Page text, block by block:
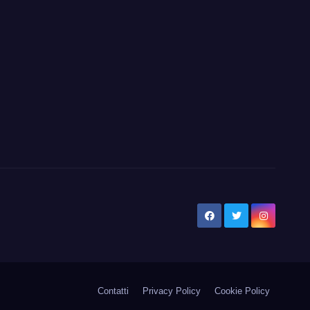
Contatti Privacy Policy Cookie Policy